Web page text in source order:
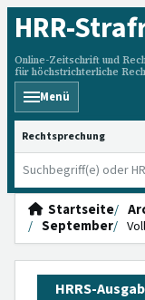
HRR-
Online-Zeitschrift und
für höchstrichterliche
Menü
HRRS durchsuchen
Startseite
September
HRRS-